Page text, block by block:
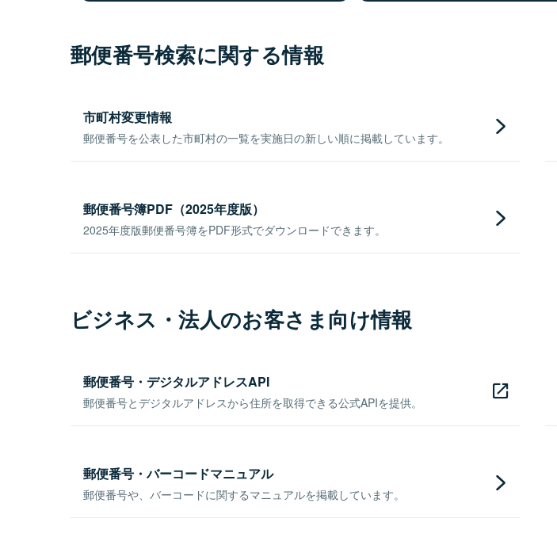
郵便番号検索に関する情報
市町村変更情報
郵便番号を公表した市町村の一覧を実施日の新しい順に掲載しています。
郵便番号簿PDF（2025年度版）
2025年度版郵便番号簿をPDF形式でダウンロードできます。
ビジネス・法人のお客さま向け情報
郵便番号・デジタルアドレスAPI
郵便番号とデジタルアドレスから住所を取得できる公式APIを提供。
郵便番号・バーコードマニュアル
郵便番号や、バーコードに関するマニュアルを掲載しています。